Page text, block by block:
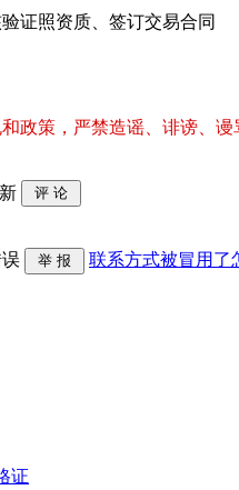
证照资质、签订交易合同
政策，严禁造谣、诽谤、
联系方式被冒用了
证